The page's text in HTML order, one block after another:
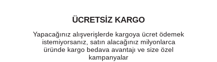
ÜCRETSIZ KARGO
Yapacağınız alışverişlerde kargoya ücret ödemek
istemiyorsanız, satın alacağınız milyonlarca
üründe kargo bedava avantajı ve size özel
kampanyalar